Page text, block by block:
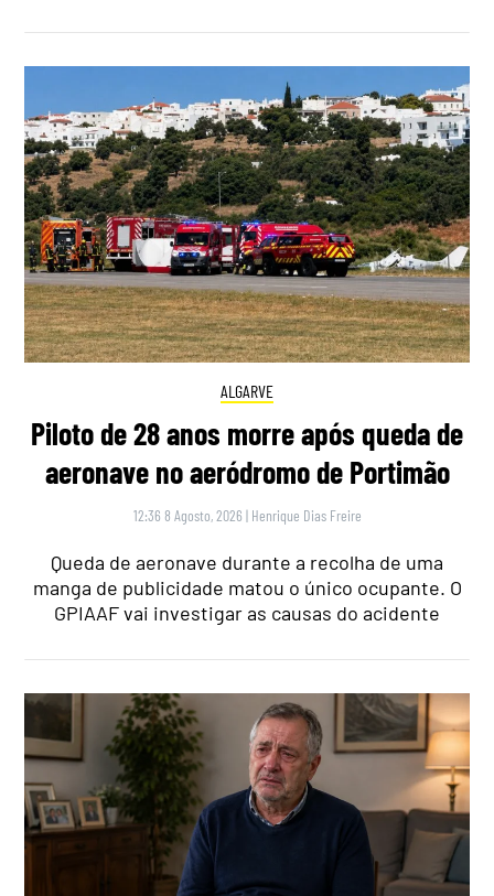
ALGARVE
Piloto de 28 anos morre após queda de
aeronave no aeródromo de Portimão
12:36 8 Agosto, 2026 | Henrique Dias Freire
Queda de aeronave durante a recolha de uma
manga de publicidade matou o único ocupante. O
GPIAAF vai investigar as causas do acidente